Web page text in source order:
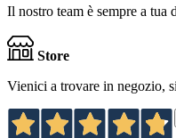
Il nostro team è sempre a tua
Store
Vienici a trovare in negozio,